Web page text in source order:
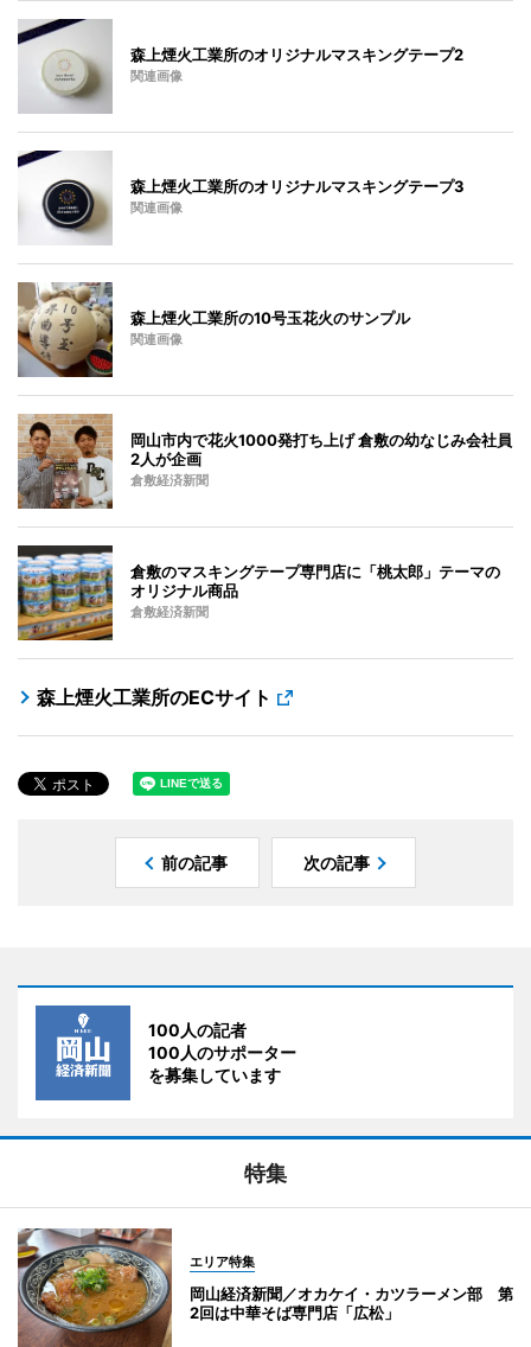
森上煙火工業所のオリジナルマスキングテープ2
関連画像
森上煙火工業所のオリジナルマスキングテープ3
関連画像
森上煙火工業所の10号玉花火のサンプル
関連画像
岡山市内で花火1000発打ち上げ 倉敷の幼なじみ会社員
2人が企画
倉敷経済新聞
倉敷のマスキングテープ専門店に「桃太郎」テーマの
オリジナル商品
倉敷経済新聞
森上煙火工業所のECサイト
前の記事 次の記事
100人の記者
100人のサポーター
を募集しています
特集
エリア特集
岡山経済新聞／オカケイ・カツラーメン部 第
2回は中華そば専門店「広松」